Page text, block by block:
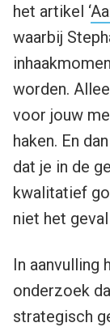
het artikel ‘
waarbij
worden.
voor jouw
haken. En
dat je in de
kwalitatief
niet het
In aanvulling
onderzoek
strategisch